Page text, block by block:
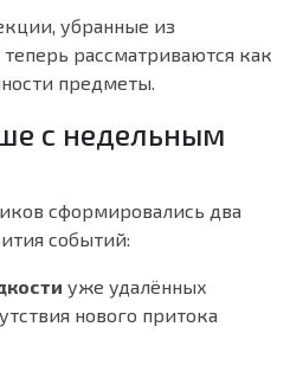
убранные из
рассматриваются как
предметы.
с недельным
сформировались два
событий:
уже удалённых
нового притока